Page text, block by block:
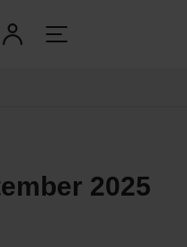
2025